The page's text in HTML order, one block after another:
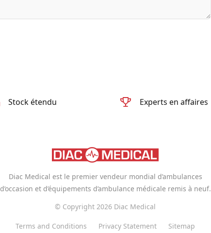
Stock étendu Experts en affaires
Diac Medical est le premier vendeur mondial d’ambulances
d’occasion et d’équipements d’ambulance médicale remis à neuf.
© Copyright 2026 Diac Medical
Terms and Conditions Privacy Statement Sitemap